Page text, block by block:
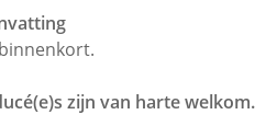
zijn van harte welkom.